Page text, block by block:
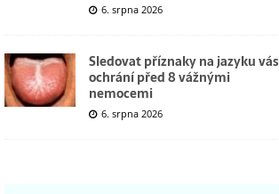
6. srpna 2026
Sledovat příznaky na jazyku vás
ochrání před 8 vážnými
nemocemi
6. srpna 2026